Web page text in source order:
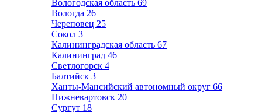
Вологодская область 69
Вологда 26
Череповец 25
Сокол 3
Калининградская область 67
Калининград 46
Светлогорск 4
Балтийск 3
Ханты-Мансийский автономный округ 66
Нижневартовск 20
Сургут 18